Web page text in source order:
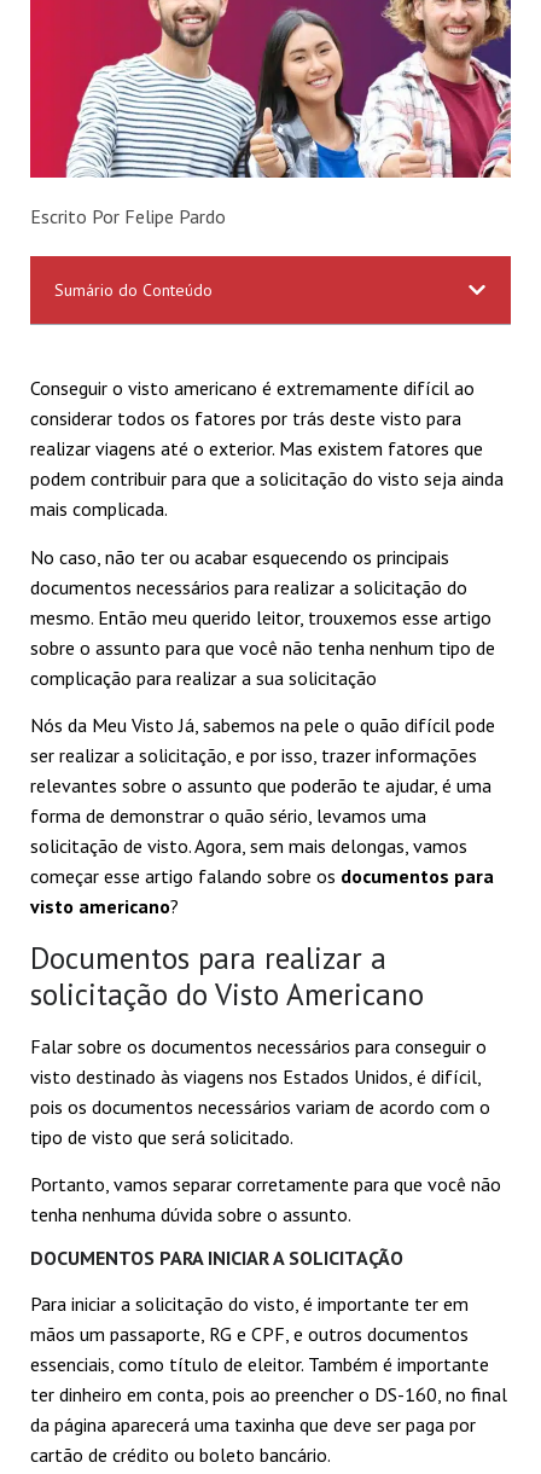
Escrito Por Felipe Pardo
Sumário do Conteúdo
Conseguir o visto americano é extremamente difícil ao
considerar todos os fatores por trás deste visto para
realizar viagens até o exterior. Mas existem fatores que
podem contribuir para que a solicitação do visto seja ainda
mais complicada.
No caso, não ter ou acabar esquecendo os principais
documentos necessários para realizar a solicitação do
mesmo. Então meu querido leitor, trouxemos esse artigo
sobre o assunto para que você não tenha nenhum tipo de
complicação para realizar a sua solicitação
Nós da Meu Visto Já, sabemos na pele o quão difícil pode
ser realizar a solicitação, e por isso, trazer informações
relevantes sobre o assunto que poderão te ajudar, é uma
forma de demonstrar o quão sério, levamos uma
solicitação de visto. Agora, sem mais delongas, vamos
começar esse artigo falando sobre os documentos para
visto americano?
Documentos para realizar a
solicitação do Visto Americano
Falar sobre os documentos necessários para conseguir o
visto destinado às viagens nos Estados Unidos, é difícil,
pois os documentos necessários variam de acordo com o
tipo de visto que será solicitado.
Portanto, vamos separar corretamente para que você não
tenha nenhuma dúvida sobre o assunto.
DOCUMENTOS PARA INICIAR A SOLICITAÇÃO
Para iniciar a solicitação do visto, é importante ter em
mãos um passaporte, RG e CPF, e outros documentos
essenciais, como título de eleitor. Também é importante
ter dinheiro em conta, pois ao preencher o DS-160, no final
da página aparecerá uma taxinha que deve ser paga por
cartão de crédito ou boleto bancário.